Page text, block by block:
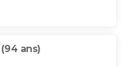
(94 ans)